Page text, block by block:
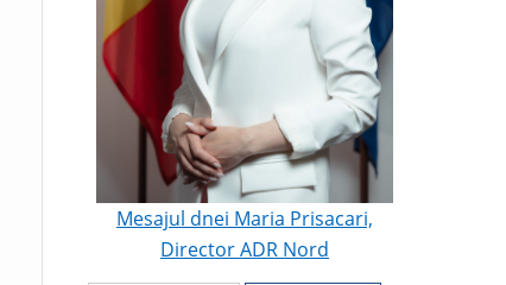
Mesajul dnei Maria Prisacari,
Director ADR Nord